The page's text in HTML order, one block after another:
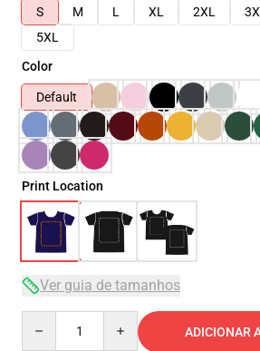
S
M L XL 2XL
5XL
Color
Default
Print Location
Ver guia de tamanhos
ADICIONAR